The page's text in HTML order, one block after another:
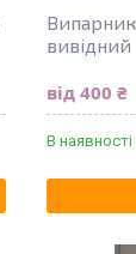
вивідний
від 400 ₴
В наявності